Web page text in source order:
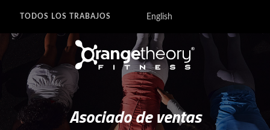
TODOS LOS TRABAJOS English
Asociado de ventas